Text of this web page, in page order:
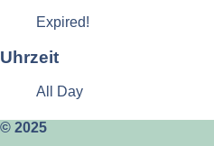
Expired!
Uhrzeit
All Day
© 2025